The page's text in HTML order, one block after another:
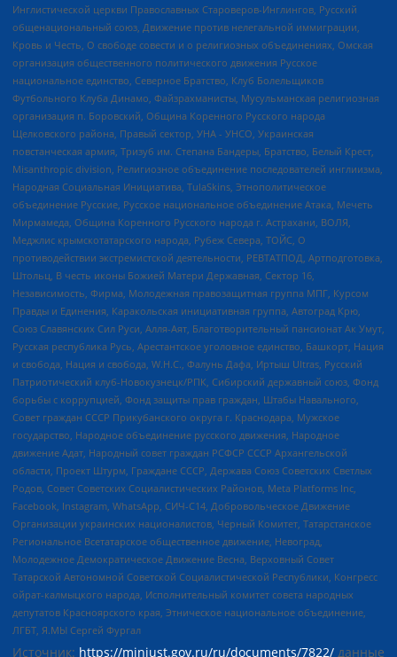
Инглистической церкви Православных Староверов-Инглингов, Русский
общенациональный союз, Движение против нелегальной иммиграции,
Кровь и Честь, О свободе совести и о религиозных объединениях, Омская
организация общественного политического движения Русское
национальное единство, Северное Братство, Клуб Болельщиков
Футбольного Клуба Динамо, Файзрахманисты, Мусульманская религиозная
организация п. Боровский, Община Коренного Русского народа
Щелковского района, Правый сектор, УНА - УНСО, Украинская
повстанческая армия, Тризуб им. Степана Бандеры, Братство, Белый Крест,
Misanthropic division, Религиозное объединение последователей инглиизма,
Народная Социальная Инициатива, TulaSkins, Этнополитическое
объединение Русские, Русское национальное объединение Атака, Мечеть
Мирмамеда, Община Коренного Русского народа г. Астрахани, ВОЛЯ,
Меджлис крымскотатарского народа, Рубеж Севера, ТОЙС, О
противодействии экстремистской деятельности, РЕВТАТПОД, Артподготовка,
Штольц, В честь иконы Божией Матери Державная, Сектор 16,
Независимость, Фирма, Молодежная правозащитная группа МПГ, Курсом
Правды и Единения, Каракольская инициативная группа, Автоград Крю,
Союз Славянских Сил Руси, Алля-Аят, Благотворительный пансионат Ак Умут,
Русская республика Русь, Арестантское уголовное единство, Башкорт, Нация
и свобода, Нация и свобода, W.H.С., Фалунь Дафа, Иртыш Ultras, Русский
Патриотический клуб-Новокузнецк/РПК, Сибирский державный союз, Фонд
борьбы с коррупцией, Фонд защиты прав граждан, Штабы Навального,
Совет граждан СССР Прикубанского округа г. Краснодара, Мужское
государство, Народное объединение русского движения, Народное
движение Адат, Народный совет граждан РСФСР СССР Архангельской
области, Проект Штурм, Граждане СССР, Держава Союз Советских Светлых
Родов, Совет Советских Социалистических Районов, Meta Platforms Inc,
Facebook, Instagram, WhatsApp, СИЧ-С14, Добровольческое Движение
Организации украинских националистов, Черный Комитет, Татарстанское
Региональное Всетатарское общественное движение, Невоград,
Молодежное Демократическое Движение Весна, Верховный Совет
Татарской Автономной Советской Социалистической Республики, Конгресс
ойрат-калмыцкого народа, Исполнительный комитет совета народных
депутатов Красноярского края, Этническое национальное объединение,
ЛГБТ, Я.МЫ Сергей Фургал
Источник: https://minjust.gov.ru/ru/documents/7822/ данные